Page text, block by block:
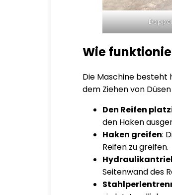
Wie
Die Maschine besteht
dem Ziehen von
Den Reifen
den Haken
Haken greifen:
Reifen zu greifen.
Seitenwand des